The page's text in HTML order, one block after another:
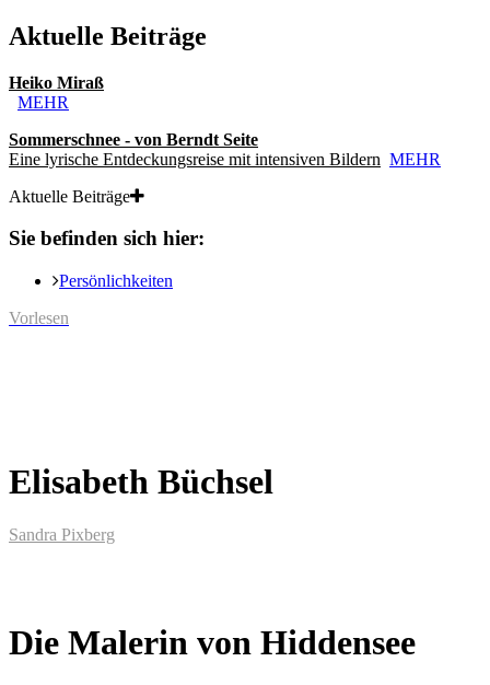
Aktuelle Beiträge
Heiko Miraß
MEHR
Sommerschnee - von Berndt Seite
Eine lyrische Entdeckungsreise mit intensiven Bildern MEHR
Aktuelle Beiträge
Sie befinden sich hier:
Persönlichkeiten
Vorlesen
Elisabeth Büchsel
Sandra Pixberg
Die Malerin von Hiddensee